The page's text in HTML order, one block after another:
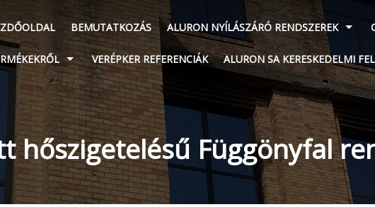
BEMUTATKOZÁS ALURON NYÍLÁSZÁRÓ RENDSZEREK
VERÉPKER REFERENCIÁK ALURON SA KERESKEDELMI
hőszigetelésű Függönyfal